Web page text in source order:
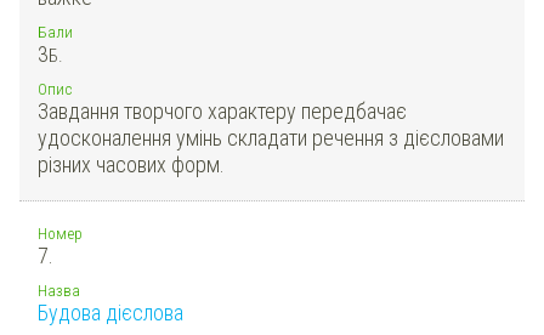
Бали
3Б.
Опис
Завдання творчого характеру передбачає
удосконалення умінь складати речення з дієсловами
різних часових форм.
Номер
7.
Назва
Будова дієслова